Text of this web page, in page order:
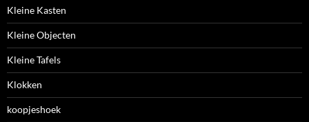
Kleine Kasten
Kleine Objecten
Kleine Tafels
Klokken
koopjeshoek